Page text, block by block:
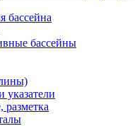
бассейна
бассейны
указатели
разметка